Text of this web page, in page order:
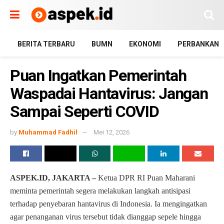
BERITA TERBARU BUMN EKONOMI PERBANKAN
Puan Ingatkan Pemerintah
Waspadai Hantavirus: Jangan
Sampai Seperti COVID
by Muhammad Fadhil Mei 12, 2026
ASPEK.ID, JAKARTA – Ketua DPR RI Puan Maharani
meminta pemerintah segera melakukan langkah antisipasi
terhadap penyebaran hantavirus di Indonesia. Ia mengingatkan
agar penanganan virus tersebut tidak dianggap sepele hingga